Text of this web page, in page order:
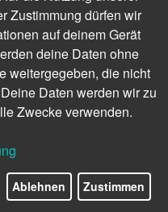
Zustimmung dürfen wir
auf deinem Gerät
deine Daten ohne
weitergegeben, die nicht
Daten werden wir zu
Zwecke verwenden.
Ablehnen Zustimmen